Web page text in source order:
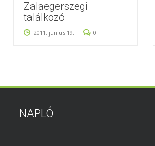
Zalaegerszegi
találkozó
2011. június 19. 0
NAPLÓ